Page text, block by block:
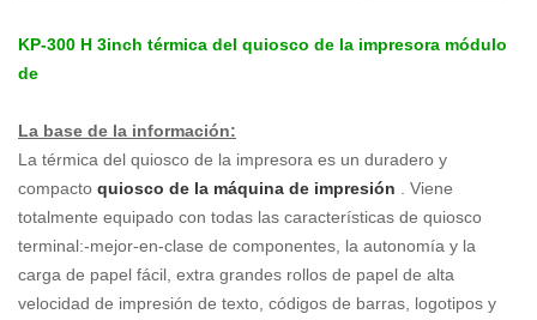
KP-300 H 3inch térmica del quiosco de la impresora módulo
de
La base de la información:
La térmica del quiosco de la impresora es un duradero y
compacto quiosco de la máquina de impresión . Viene
totalmente equipado con todas las características de quiosco
terminal:-mejor-en-clase de componentes, la autonomía y la
carga de papel fácil, extra grandes rollos de papel de alta
velocidad de impresión de texto, códigos de barras, logotipos y